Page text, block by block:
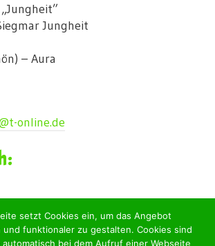
Jungheit
– Aura
online.de
setzt Cookies ein, um das Angebot
funktionaler zu gestalten. Cookies sind
bei dem Aufruf einer Webseite